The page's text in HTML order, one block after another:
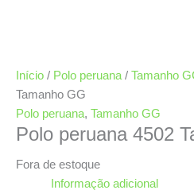
Início / Polo peruana / Tamanho
Tamanho GG
Polo peruana, Tamanho GG
Polo peruana 4502
Fora de estoque
Informação adicional